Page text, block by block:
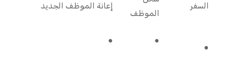
السفر
الموظف
إعانة الموظف الجديد
●
●
●